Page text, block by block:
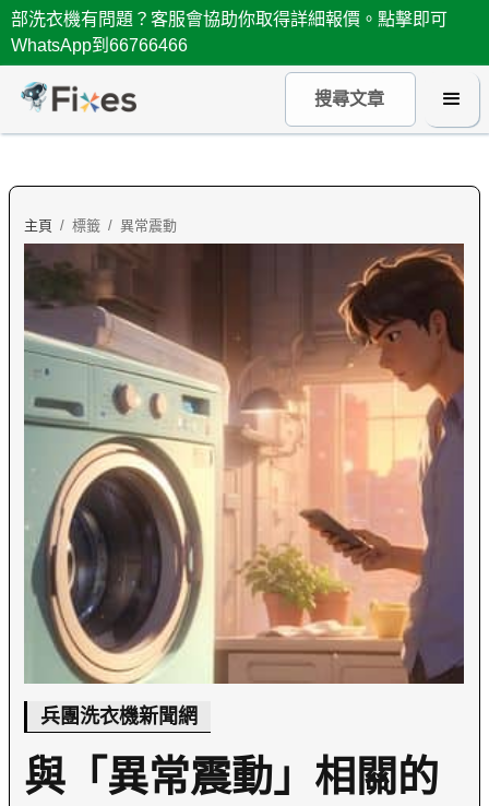
部洗衣機有問題？客服會協助你取得詳細報價。點擊即可
WhatsApp到66766466
主頁 / 標籤 / 異常震動
兵團洗衣機新聞網
與「異常震動」相關的